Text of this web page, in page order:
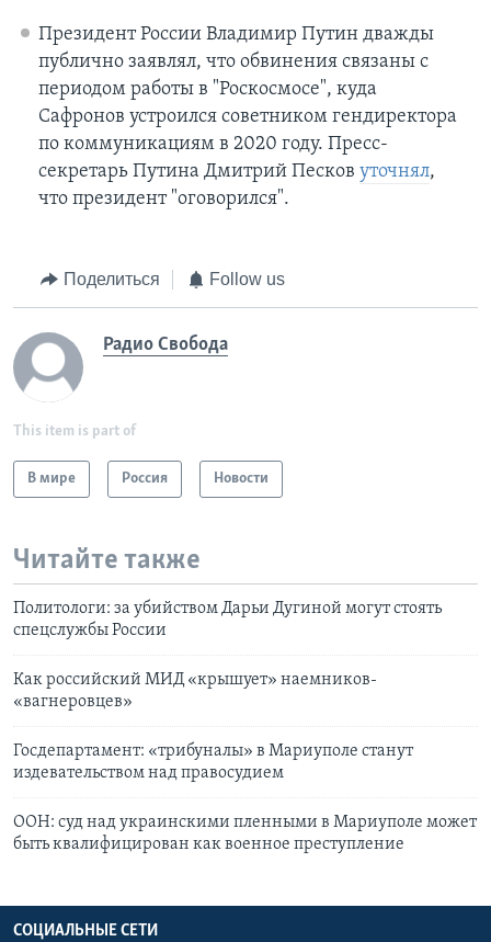
Президент России Владимир Путин дважды
публично заявлял, что обвинения связаны с
периодом работы в "Роскосмосе", куда
Сафронов устроился советником гендиректора
по коммуникациям в 2020 году. Пресс-
секретарь Путина Дмитрий Песков уточнял,
что президент "оговорился".
Поделиться Follow us
Радио Свобода
This item is part of
В мире Россия Новости
Читайте также
Политологи: за убийством Дарьи Дугиной могут стоять
спецслужбы России
Как российский МИД «крышует» наемников-
«вагнеровцев»
Госдепартамент: «трибуналы» в Мариуполе станут
издевательством над правосудием
ООН: суд над украинскими пленными в Мариуполе может
быть квалифицирован как военное преступление
СОЦИАЛЬНЫЕ СЕТИ